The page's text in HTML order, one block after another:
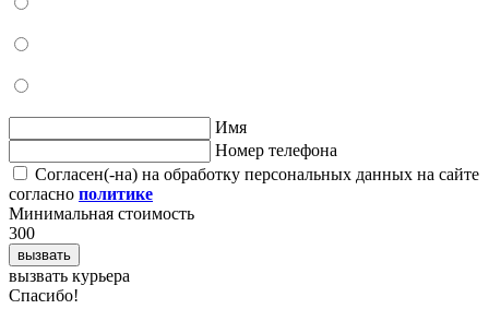
Имя
Номер телефона
Согласен(-на) на обработку персональных данных на сайте
согласно политике
Минимальная стоимость
300
вызвать
вызвать курьера
Cпасибо!